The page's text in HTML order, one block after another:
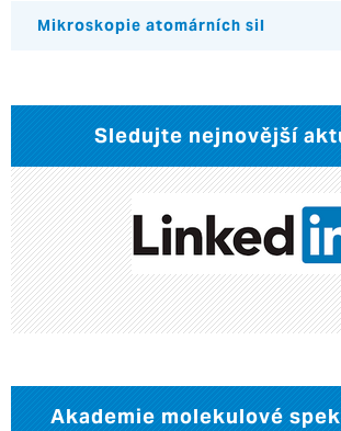
Mikroskopie atomárních sil
Sledujte nejnovější
Akademie molekulové